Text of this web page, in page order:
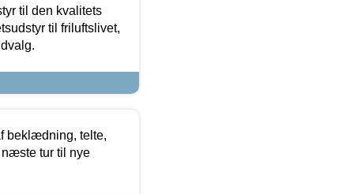
til den kvalitets
til friluftslivet,
beklædning, telte,
tur til nye